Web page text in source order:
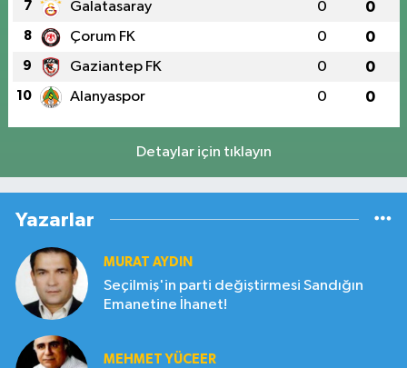
7 Galatasaray 0 0
8 Çorum FK 0 0
9 Gaziantep FK 0 0
10 Alanyaspor 0 0
Detaylar için tıklayın
Yazarlar
MURAT AYDIN
Seçilmiş'in parti değiştirmesi Sandığın
Emanetine İhanet!
MEHMET YÜCEER